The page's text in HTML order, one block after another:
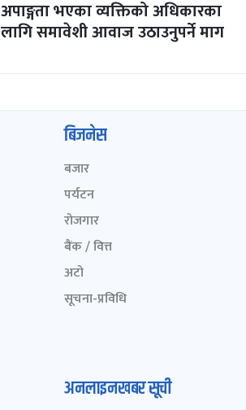
अपाङ्गता भएका व्यक्तिको अधिकारका
लागि समावेशी आवाज उठाउनुपर्ने माग
बिजनेस
बजार
पर्यटन
रोजगार
बैंक / वित्त
अटो
सूचना-प्रविधि
अनलाइनखबर सूची